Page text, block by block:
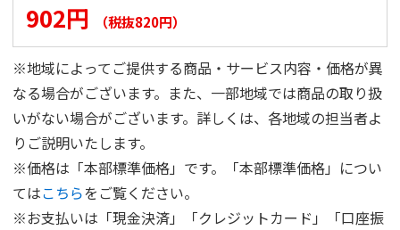
902円 （税抜820円）
※地域によってご提供する商品・サービス内容・価格が異
なる場合がございます。また、一部地域では商品の取り扱
いがない場合がございます。詳しくは、各地域の担当者よ
りご説明いたします。
※価格は「本部標準価格」です。「本部標準価格」につい
てはこちらをご覧ください。
※お支払いは「現金決済」「クレジットカード」「口座振